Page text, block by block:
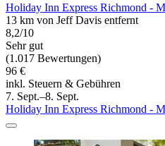
Holiday Inn Express Richmond -
13 km von Jeff Davis entfernt
8,2/10
Sehr gut
(1.017 Bewertungen)
96 €
inkl. Steuern & Gebühren
7. Sept.–8. Sept.
Holiday Inn Express Richmond -